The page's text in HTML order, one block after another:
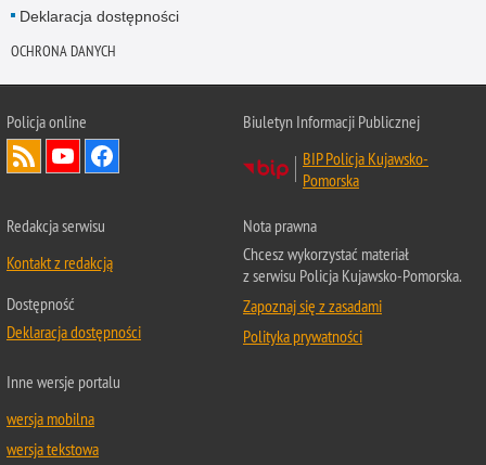
Deklaracja dostępności
OCHRONA DANYCH
Policja online
Biuletyn Informacji Publicznej
BIP Policja Kujawsko-
Pomorska
Redakcja serwisu
Kontakt z redakcją
Dostępność
Deklaracja dostępności
Nota prawna
Chcesz wykorzystać materiał
z serwisu Policja Kujawsko-Pomorska.
Zapoznaj się z zasadami
Polityka prywatności
Inne wersje portalu
wersja mobilna
wersja tekstowa